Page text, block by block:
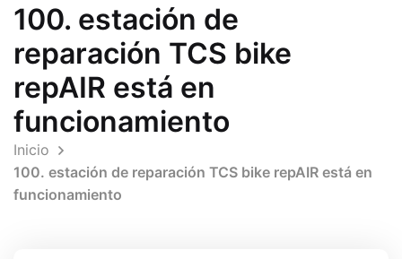
100. estación de
reparación TCS bike
repAIR está en
funcionamiento
Inicio
100. estación de reparación TCS bike repAIR está en
funcionamiento